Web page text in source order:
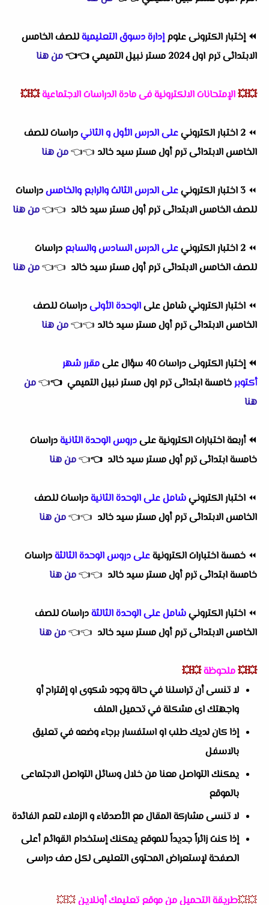
⏪إختبار الكترونى علومإدارة دسوق التعليميةللصف الخامس
الابتدائى ترم اول 2024 مستر نبيل التميمي
👈
👈من هنا
💥💥الإمتحانات الالكترونية فى مادة الدراسات الاجتماعية💥💥
⏪ 2 اختبار الكتروني على الدرس الأول و الثانيدراسات للصف
الخامس الابتدائى ترم أول مستر سيد خالد 👈
👈من هنا
⏪ 3 اختبار الكتروني على الدرس الثالث والرابع والخامسدراسات
للصف الخامس الابتدائى ترم أول مستر سيد خالد 👈
👈من هنا
⏪ 2 اختبار الكتروني على الدرس السادس والسابع دراسات
للصف الخامس الابتدائى ترم أول مستر سيد خالد 👈
👈من هنا
⏪ اختبار الكتروني شامل علىالوحدة الأولىدراسات للصف
الخامس الابتدائى ترم أول مستر سيد خالد 👈
👈من هنا
⏪إختبار الكترونى دراسات 40 سؤال على
مقرر شهر
أكتوبرخامسة ابتدائى ترم اول مستر نبيل التميمي 👈
👈من
هنا
⏪أربعة اختبارات الكترونية علىدروس الوحدة الثانيةدراسات
خامسة ابتدائى ترم أول مستر سيد خالد 👈
👈من هنا
⏪ اختبار الكترونيشامل على الوحدة الثانيةدراسات للصف
الخامس الابتدائى ترم أول مستر سيد خالد 👈
👈من هنا
⏪ خمسة اختبارات الكترونيةعلى دروس الوحدة الثالثةدراسات
خامسة ابتدائى ترم أول مستر سيد خالد 👈
👈من هنا
⏪ اختبار الكترونيشامل على الوحدة الثالثةدراسات للصف
الخامس الابتدائى ترم أول مستر سيد خالد 👈
👈من هنا
💥💥ملحوظة💥💥
لا تنسى أن تراسلنا في حالة وجود شكوى او إقتراح أو
واجهتك اى مشكلة في تحميل الملف
إذا كان لديك طلب او استفسار برجاء وضعه في تعليق
بالاسفل
يمكنك التواصل معنا من خلال وسائل التواصل الاجتماعى
بالموقع
لا تنسى مشاركة المقال مع الأصدقاء و الزملاء لتعم الفائدة
إذا كنت زائراً جديداً للموقع يمكنك إستخدام القوائم أعلى
الصفحة لإستعراض المحتوى التعليمى لكل صف دراسى
💥💥طريقة التحميل من موقع تعليمك أونلاين💥💥